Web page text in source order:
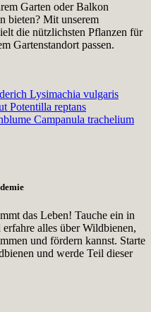
Garten oder Balkon
bieten? Mit unserem
die nützlichsten Pflanzen für
Gartenstandort passen.
Lysimachia vulgaris
Potentilla reptans
Campanula trachelium
das Leben! Tauche ein in
alles über Wildbienen,
und fördern kannst. Starte
und werde Teil dieser